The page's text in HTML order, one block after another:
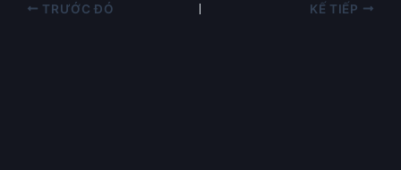
TRƯỚC ĐÓ KẾ TIẾP